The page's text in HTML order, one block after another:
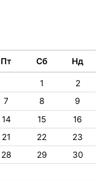
Пт Сб Нд
1
2
7 8
9
14 15
16
21 22
23
28 29
30